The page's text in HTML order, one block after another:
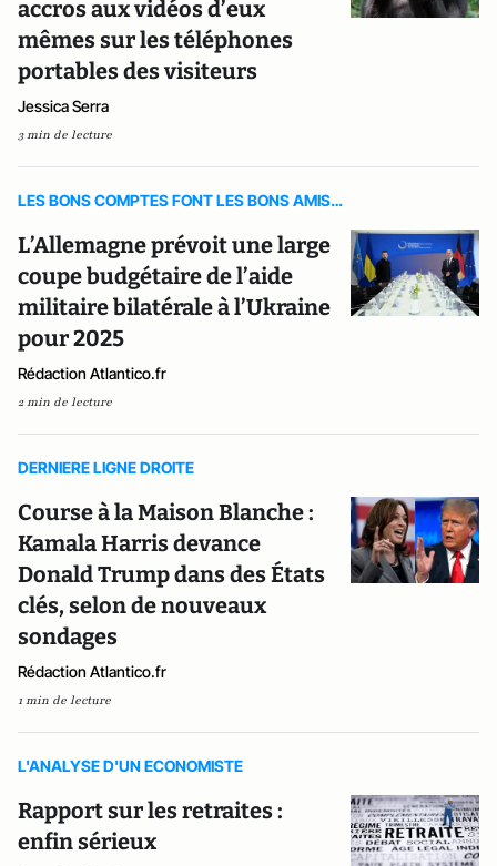
accros aux vidéos d’eux
mêmes sur les téléphones
portables des visiteurs
Jessica Serra
3 min de lecture
LES BONS COMPTES FONT LES BONS AMIS…
L’Allemagne prévoit une large
coupe budgétaire de l’aide
militaire bilatérale à l’Ukraine
pour 2025
Rédaction Atlantico.fr
2 min de lecture
DERNIERE LIGNE DROITE
Course à la Maison Blanche :
Kamala Harris devance
Donald Trump dans des États
clés, selon de nouveaux
sondages
Rédaction Atlantico.fr
1 min de lecture
L'ANALYSE D'UN ECONOMISTE
Rapport sur les retraites :
enfin sérieux